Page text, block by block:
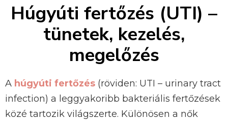
Húgyúti fertőzés (UTI) –
tünetek, kezelés,
megelőzés
A húgyúti fertőzés (röviden: UTI – urinary tract
infection) a leggyakoribb bakteriális fertőzések
közé tartozik világszerte. Különösen a nők